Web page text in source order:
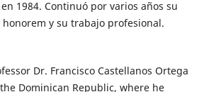
1984. Continuó por varios años su
y su trabajo profesional.
Dr. Francisco Castellanos Ortega
Dominican Republic, where he